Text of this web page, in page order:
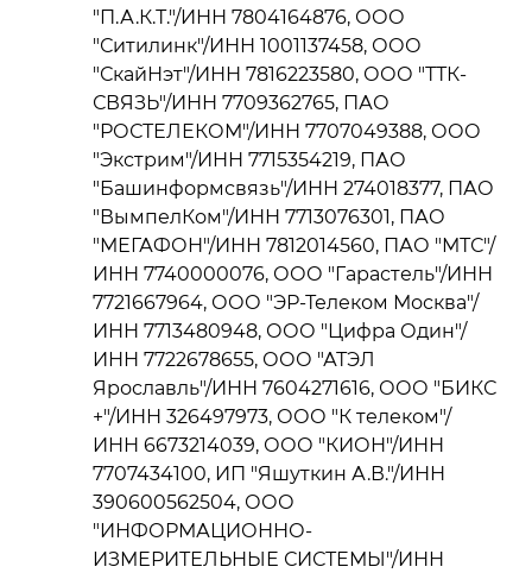
"П.А.К.Т."/ИНН 7804164876, ООО
"Ситилинк"/ИНН 1001137458, ООО
"СкайНэт"/ИНН 7816223580, ООО "ТТК-
СВЯЗЬ"/ИНН 7709362765, ПАО
"РОСТЕЛЕКОМ"/ИНН 7707049388, ООО
"Экстрим"/ИНН 7715354219, ПАО
"Башинформсвязь"/ИНН 274018377, ПАО
"ВымпелКом"/ИНН 7713076301, ПАО
"МЕГАФОН"/ИНН 7812014560, ПАО "МТС"/
ИНН 7740000076, ООО "Гарастель"/ИНН
7721667964, ООО "ЭР-Телеком Москва"/
ИНН 7713480948, ООО "Цифра Один"/
ИНН 7722678655, ООО "АТЭЛ
Ярославль"/ИНН 7604271616, ООО "БИКС
+"/ИНН 326497973, ООО "К телеком"/
ИНН 6673214039, ООО "КИОН"/ИНН
7707434100, ИП "Яшуткин А.В."/ИНН
390600562504, ООО
"ИНФОРМАЦИОННО-
ИЗМЕРИТЕЛЬНЫЕ СИСТЕМЫ"/ИНН